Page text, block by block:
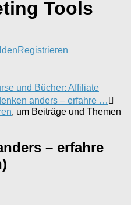
Tools
Registrieren
und Bücher: Affiliate
anders – erfahre …
, um Beiträge und Themen
– erfahre